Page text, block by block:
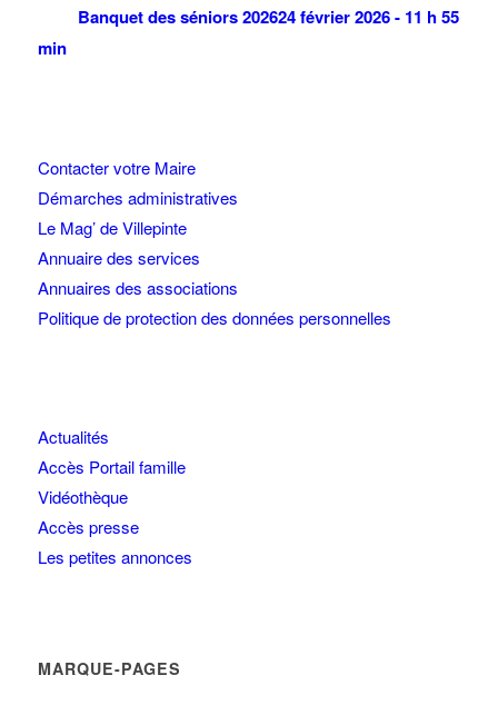
Banquet des séniors 202624 février 2026 - 11 h 55
min
Contacter votre Maire
Démarches administratives
Le Mag’ de Villepinte
Annuaire des services
Annuaires des associations
Politique de protection des données personnelles
Actualités
Accès Portail famille
Vidéothèque
Accès presse
Les petites annonces
MARQUE-PAGES